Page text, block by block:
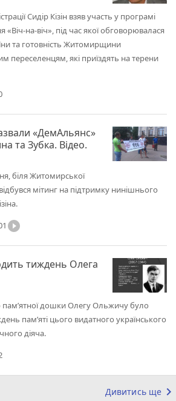
Сидір Кізін взяв участь у програмі
на-віч», під час якої обговорювалася
та готовність Житомирщини
переселенцям, які приїздять на терени
«ДемАльянс»
та Зубка. Відео.
біля Житомирської
мітинг на підтримку нинішнього
play_circle_filled
тиждень Олега
пам’ятної дошки Олегу Ольжичу було
пам’яті цього видатного українського
діяча.
Дивитись ще keyboard_arrow_right